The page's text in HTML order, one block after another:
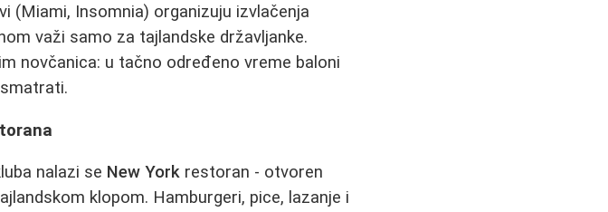
(Miami, Insomnia) organizuju izvlačenja
važi samo za tajlandske državljanke.
novčanica: u tačno određeno vreme baloni
nalazi se New York restoran - otvoren
klopom. Hamburgeri, pice, lazanje i